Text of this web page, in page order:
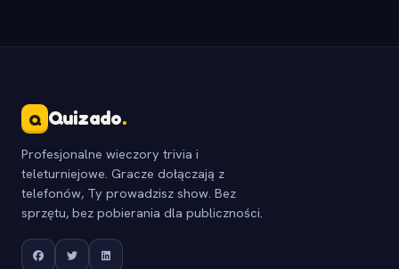
Q Quizado.
Profesjonalne wieczory trivia i
teleturniejowe. Gracze dołączają z
telefonów, Ty prowadzisz show. Bez
sprzętu, bez pobierania dla publiczności.